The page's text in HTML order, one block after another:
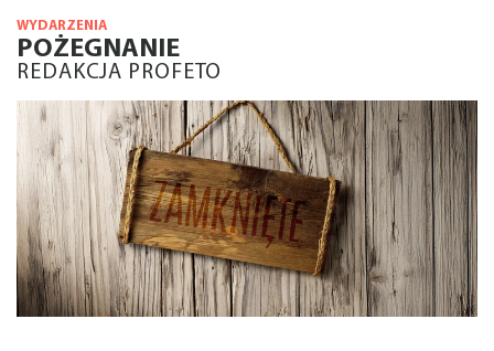
WYDARZENIA
POŻEGNANIE
REDAKCJA PROFETO